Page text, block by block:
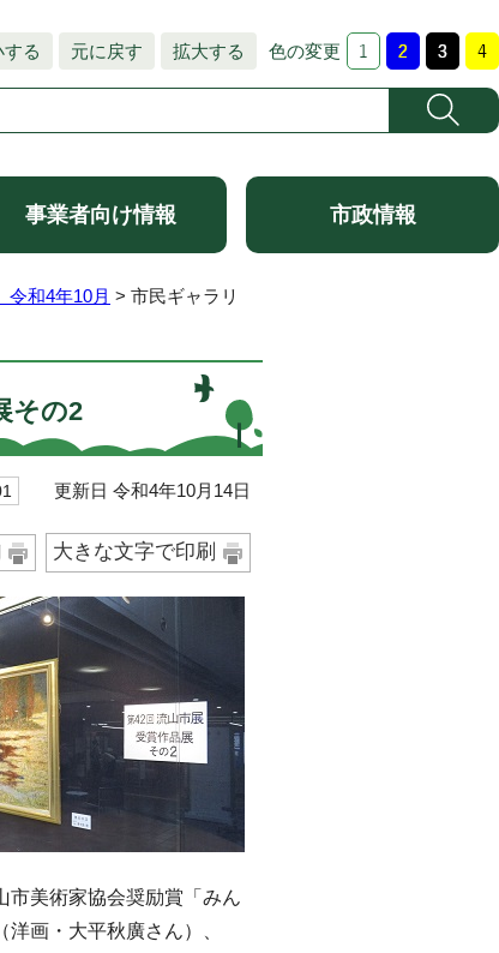
る 元に戻す 拡大する 色の変更
事業者向け情報 市政情報
和4年10月 > 市民ギャラリ
その2
更新日 令和4年10月14日
大きな文字で印刷
美術家協会奨励賞「みん
画・大平秋廣さん）、